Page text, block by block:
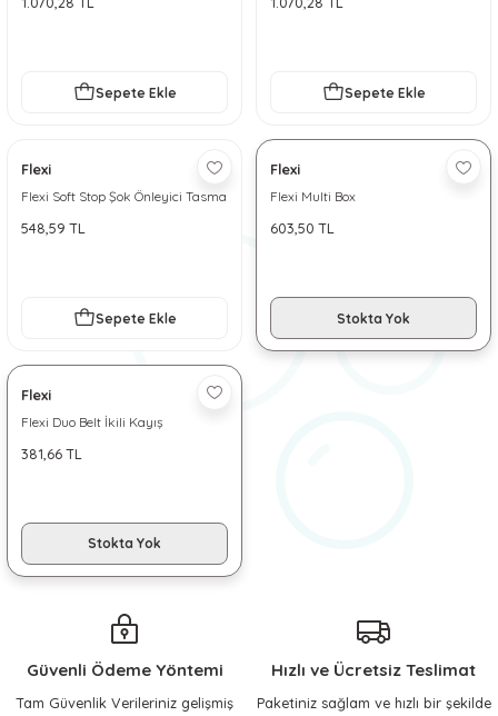
Sepete Ekle Sepete Ekle
Flexi
Flexi Soft Stop Şok Önleyici Tasma
548,59 TL
Sepete Ekle
Flexi
Flexi Multi Box
603,50 TL
Stokta Yok
Flexi
Flexi Duo Belt İkili Kayış
381,66 TL
Stokta Yok
Güvenli Ödeme Yöntemi
Tam Güvenlik Verileriniz gelişmiş
Hızlı ve Ücretsiz Teslimat
Paketiniz sağlam ve hızlı bir şekilde